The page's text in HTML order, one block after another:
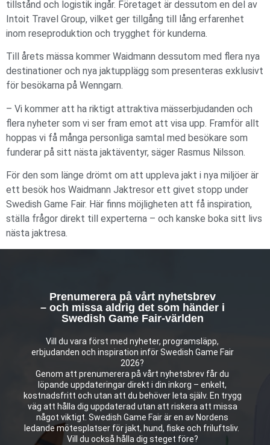
tillstånd och logistik ingår. Företaget är dessutom en del av
Intoit Travel Group, vilket ger tillgång till lång erfarenhet
inom reseproduktion och trygghet för kunderna.
Till årets mässa kommer Waidmann dessutom med flera nya
destinationer och nya jaktupplägg som presenteras exklusivt
för besökarna på Wenngarn.
– Vi kommer att ha riktigt attraktiva mässerbjudanden och
flera nyheter som vi ser fram emot att visa upp. Framför allt
hoppas vi få många personliga samtal med besökare som
funderar på sitt nästa jaktäventyr, säger Rasmus Nilsson.
För den som länge drömt om att uppleva jakt i nya miljöer är
ett besök hos Waidmann Jaktresor ett givet stopp under
Swedish Game Fair. Här finns möjligheten att få inspiration,
ställa frågor direkt till experterna – och kanske boka sitt livs
nästa jaktresa.
Prenumerera på vårt nyhetsbrev
– och missa aldrig det som händer i
Swedish Game Fair-världen
Vill du vara först med nyheter, programsläpp,
erbjudanden och inspiration inför Swedish Game Fair
2026?
Genom att prenumerera på vårt nyhetsbrev får du
löpande uppdateringar direkt i din inkorg – enkelt,
kostnadsfritt och utan att du behöver leta själv. En trygg
väg att hålla dig uppdaterad utan att riskera att missa
något viktigt. Swedish Game Fair är en av Nordens
ledande mötesplatser för jakt, hund, fiske och friluftsliv.
Vill du också hålla dig steget före?